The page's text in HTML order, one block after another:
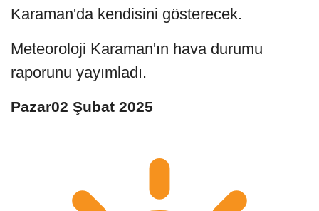
Karaman'da kendisini gösterecek.
Meteoroloji Karaman'ın hava durumu
raporunu yayımladı.
Pazar02 Şubat 2025